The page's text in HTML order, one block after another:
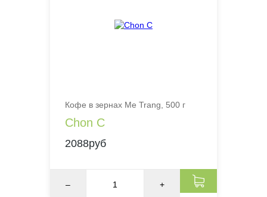
Кофе в зернах Me Trang, 500 г
Chon C
2088руб
– +